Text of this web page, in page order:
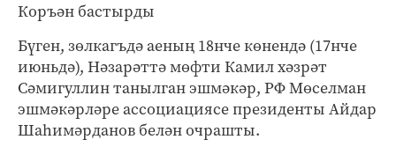
Коръән бастырды
Бүген, зөлкагъдә аеның 18нче көнендә (17нче
июньдә), Нәзарәттә мөфти Камил хәзрәт
Сәмигуллин танылган эшмәкәр, РФ Мөселман
эшмәкәрләре ассоциациясе президенты Айдар
Шаһимәрданов белән очрашты.